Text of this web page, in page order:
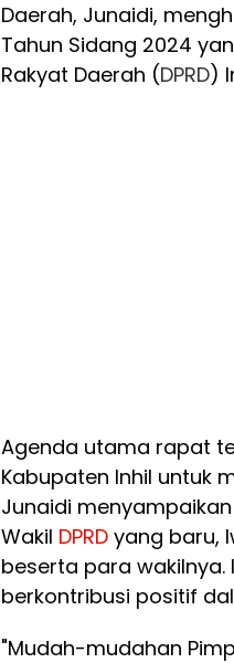
Daerah, Junaidi,
Tahun Sidang 2024
Rakyat Daerah (DPRD)
Agenda utama rapat
Kabupaten Inhil untuk
Junaidi
Wakil DPRD yang baru,
beserta para
berkontribusi positif
"Mudah-mudahan